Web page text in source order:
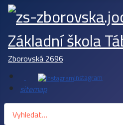
Základní škola
Zborovská 2696
Instagram
sitemap
Hledat